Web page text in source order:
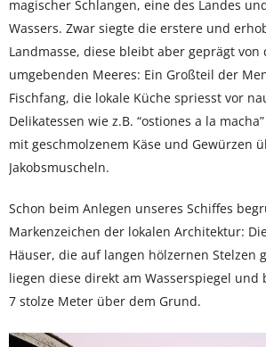
magischer Schlangen, eine des Landes
Wassers. Zwar siegte die erstere und
Landmasse, diese bleibt aber geprägt von
umgebenden Meeres: Ein Großteil der
Fischfang, die lokale Küche spriesst vor
Delikatessen wie z.B. “ostiones a la
mit geschmolzenem Käse und Gewürzen
Jakobsmuscheln.
Schon beim Anlegen unseres Schiffes
Markenzeichen der lokalen Architektur:
Häuser, die auf langen hölzernen Stelzen
liegen diese direkt am Wasserspiegel und
7 stolze Meter über dem Grund.